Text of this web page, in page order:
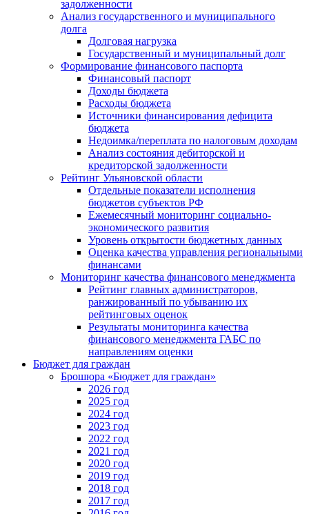
задолженности
Анализ государственного и муниципального
долга
Долговая нагрузка
Государственный и муниципальный долг
Формирование финансового паспорта
Финансовый паспорт
Доходы бюджета
Расходы бюджета
Источники финансирования дефицита
бюджета
Недоимка/переплата по налоговым доходам
Анализ состояния дебиторской и
кредиторской задолженности
Рейтинг Ульяновской области
Отдельные показатели исполнения
бюджетов субъектов РФ
Ежемесячный мониторинг социально-
экономического развития
Уровень открытости бюджетных данных
Оценка качества управления региональными
финансами
Мониторинг качества финансового менеджмента
Рейтинг главных администраторов,
ранжированный по убыванию их
рейтинговых оценок
Результаты мониторинга качества
финансового менеджмента ГАБС по
направлениям оценки
Бюджет для граждан
Брошюра «Бюджет для граждан»
2026 год
2025 год
2024 год
2023 год
2022 год
2021 год
2020 год
2019 год
2018 год
2017 год